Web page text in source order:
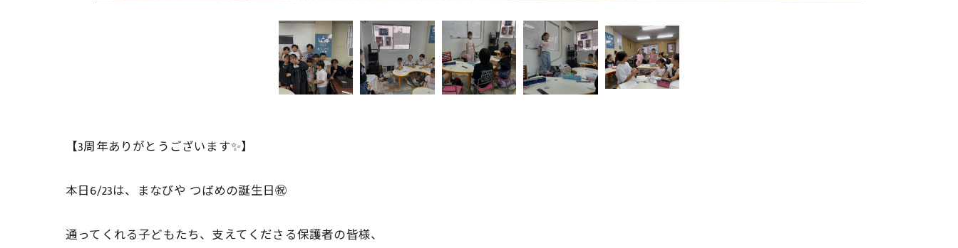
【3周年ありがとうございます✨】
本日6/23は、まなびや つばめの誕生日㊗️
通ってくれる子どもたち、支えてくださる保護者の皆様、